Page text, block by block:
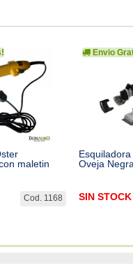
maletin
Cod. 1168
Envio
Oveja
SIN STOCK